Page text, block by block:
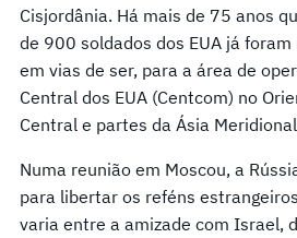
Cisjordânia. Há mais de 75 anos
de 900 soldados dos EUA já
em vias de ser, para a área de
Central dos EUA (Centcom) no
Central e partes da Ásia
Numa reunião em Moscou, a
para libertar os reféns
varia entre a amizade com Israel,